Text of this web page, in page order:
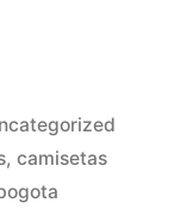
, camisetas